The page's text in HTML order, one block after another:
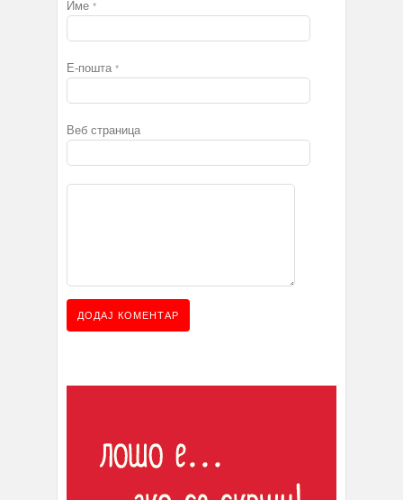
Име *
Е-пошта *
Веб страница